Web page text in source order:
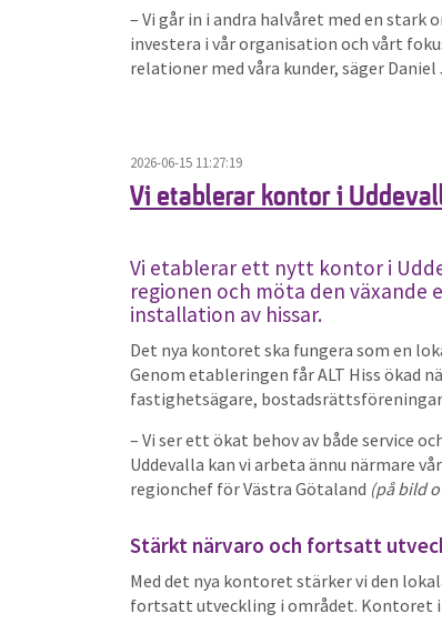
– Vi går in i andra halvåret med en
investera i vår organisation och vårt
relationer med våra kunder, säger Daniel
2026-06-15 11:27:19
Vi etablerar kontor i
Vi etablerar ett nytt kontor i
regionen och möta den växande
installation av hissar.
Det nya kontoret ska fungera som en
Genom etableringen får ALT Hiss ökad
fastighetsägare,
– Vi ser ett ökat behov av både service
Uddevalla kan vi arbeta ännu närmare
regionchef för Västra Götaland (på bild
Stärkt närvaro och fortsatt
Med det nya kontoret stärker vi den
fortsatt utveckling i området. Kontoret i